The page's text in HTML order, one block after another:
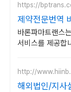
https://
제약전문번역
바론파마트랜스
서비스를 제공합
http://
해외법인/지사